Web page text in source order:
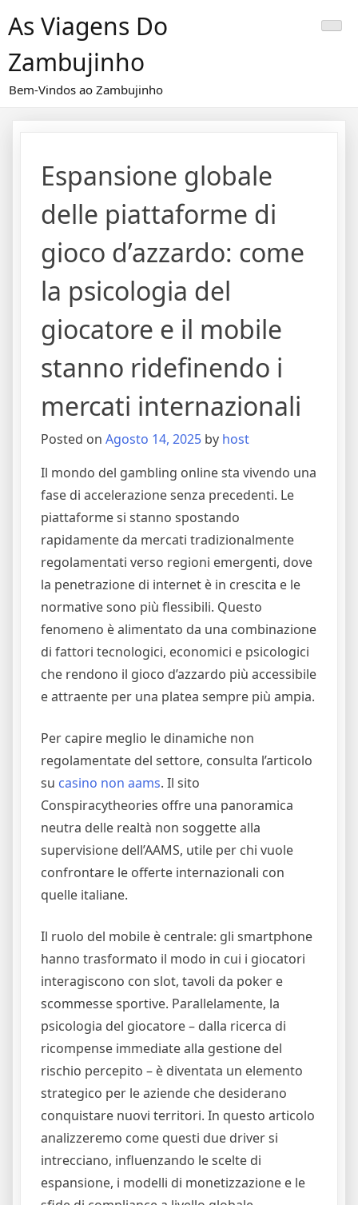
toAs Viagens Do
Zambujinho
Bem-Vindos ao Zambujinho
Espansione globale
delle piattaforme di
gioco d’azzardo: come
la psicologia del
giocatore e il mobile
stanno ridefinendo i
mercati internazionali
Posted on Agosto 14, 2025 by host
Il mondo del gambling online sta vivendo una
fase di accelerazione senza precedenti. Le
piattaforme si stanno spostando
rapidamente da mercati tradizionalmente
regolamentati verso regioni emergenti, dove
la penetrazione di internet è in crescita e le
normative sono più flessibili. Questo
fenomeno è alimentato da una combinazione
di fattori tecnologici, economici e psicologici
che rendono il gioco d’azzardo più accessibile
e attraente per una platea sempre più ampia.
Per capire meglio le dinamiche non
regolamentate del settore, consulta l’articolo
su casino non aams. Il sito
Conspiracytheories offre una panoramica
neutra delle realtà non soggette alla
supervisione dell’AAMS, utile per chi vuole
confrontare le offerte internazionali con
quelle italiane.
Il ruolo del mobile è centrale: gli smartphone
hanno trasformato il modo in cui i giocatori
interagiscono con slot, tavoli da poker e
scommesse sportive. Parallelamente, la
psicologia del giocatore – dalla ricerca di
ricompense immediate alla gestione del
rischio percepito – è diventata un elemento
strategico per le aziende che desiderano
conquistare nuovi territori. In questo articolo
analizzeremo come questi due driver si
intrecciano, influenzando le scelte di
espansione, i modelli di monetizzazione e le